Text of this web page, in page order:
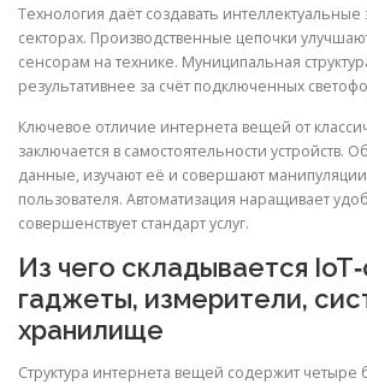
Технология даёт создавать
секторах. Производственные цепочки
сенсорам на технике. Муниципальная
результативнее за счёт подключенных
Ключевое отличие интернета вещей от
заключается в самостоятельности устройств.
данные, изучают её и совершают
пользователя. Автоматизация наращивает
совершенствует стандарт услуг.
Из чего складывается
гаджеты, измерители,
хранилище
Структура интернета вещей содержит четыре